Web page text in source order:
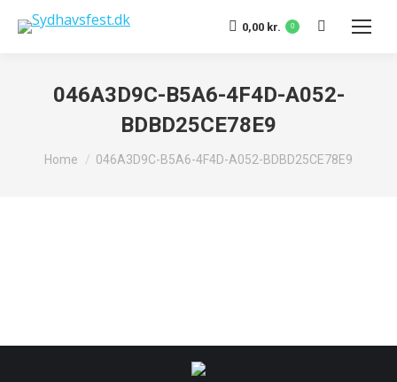
0,00 kr. 0 Search:
046A3D9C-B5A6-4F4D-A052-
BDBD25CE78E9
You are here:
Home 046A3D9C-B5A6-4F4D-A052-BDBD25CE78E9